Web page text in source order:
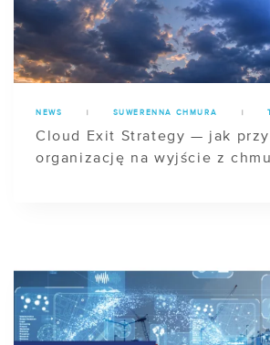
NEWS SUWERENNA CHMURA
Cloud Exit Strategy — jak
organizację na wyjście z